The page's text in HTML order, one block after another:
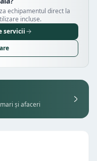
echipamentul direct la
incluse.
servicii
și afaceri